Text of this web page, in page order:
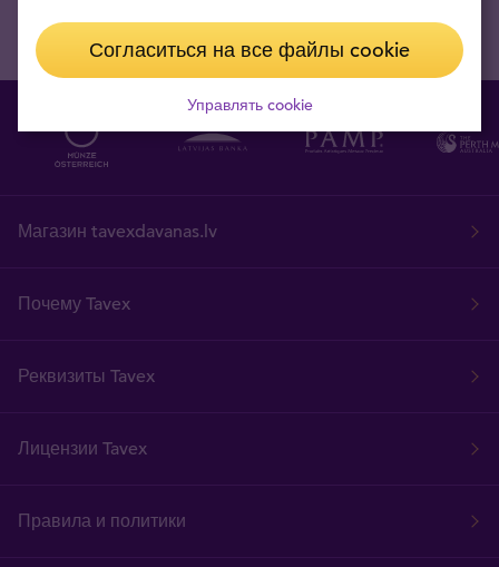
Магазин tavexdavanas.lv
Почему Tavex
Реквизиты Tavex
Лицензии Tavex
Правила и политики
Согласиться на все файлы cookie
Управлять cookie